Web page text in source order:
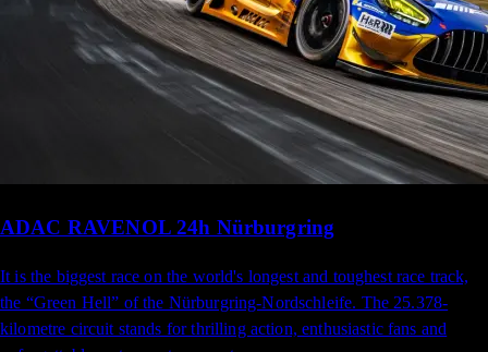
ADAC RAVENOL 24h Nürburgring
It is the biggest race on the world's longest and toughest race track,
the “Green Hell” of the Nürburgring-Nordschleife. The 25.378-
kilometre circuit stands for thrilling action, enthusiastic fans and